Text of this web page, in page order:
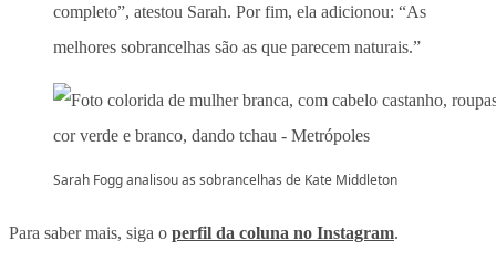
completo”, atestou Sarah. Por fim, ela adicionou: “As
melhores sobrancelhas são as que parecem naturais.”
Sarah Fogg analisou as sobrancelhas de Kate Middleton
Para saber mais, siga o perfil da coluna no Instagram.